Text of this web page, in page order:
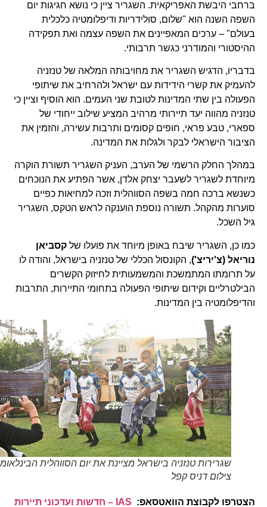
ברחבי היבשת האפריקאית. השגריר ציין כי נושא חגיגות יום
השפה השנה הוא "שלום, סולידריות ודיפלומטיה כלכלית
בעולם" – ערכים המאפיינים את השפה עצמה ואת תפקידה
ההיסטורי והמודרני כגשר תרבותי.
בדבריו, הדגיש השגריר את מחויבותה המלאה של טנזניה
להעמיק את קשרי הידידות עם ישראל ולהרחיב את שיתופי
הפעולה בין שתי המדינות לטובת שני העמים. הוא הוסיף וציין כי
טנזניה מהווה יעד תיירותי מרהיב המציע שילוב ייחודי של
ספארי, טבע פראי, חופים קסומים ותרבות עשירה, והזמין את
הציבור הישראלי לבקר ולגלות את המדינה.
במהלך החלק הרשמי של הערב, העניק השגריר תשורת הוקרה
מיוחדת לשגריר לשעבר יצחק אלדן, אשר הפתיע את הנוכחים
כשנשא ברכה חמה בשפה הסווהלית וזכה למחיאות כפיים
סוערות מהקהל. תשורה נוספת הוענקה לראש הטקס, השגריר
גיל השכל.
כמו כן, השגריר שיבח באופן מיוחד את פועלו שלקסביאן
נוריאל (צ'יריצ'), הקונסול הכללי של טנזניה בישראל, והודה לו
על תרומתו המתמשכת והמשמעותית לחיזוק הקשרים
הבילטרליים וקידום שיתופי הפעולה בתחומי התיירות, התרבות
והדיפלומטיה בין המדינות.
שגרירות טנזניה בישראל מציינת את יום הסווהלית הבינלאומי.
צילום דניס קפל
הצטרפו לקבוצת הוואטסאפ: IAS – חדשות ועדכוני תיירות